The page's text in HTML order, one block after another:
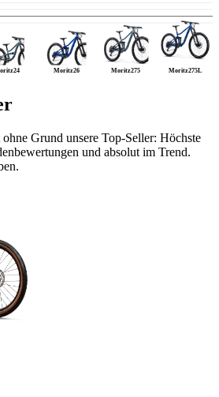
Moritz26 Moritz275 Moritz275L
Grund unsere Top-Seller: Höchste
und absolut im Trend.